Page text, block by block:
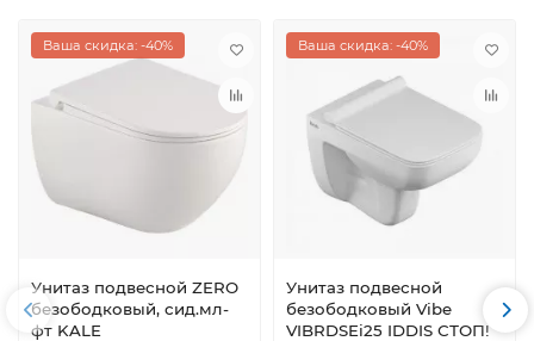
Ваша скидка: -40%
Унитаз подвесной ZERO
безободковый, сид.мл-
фт KALE
Ваша скидка: -40%
Унитаз подвесной
безободковый Vibe
VIBRDSEi25 IDDIS СТОП!